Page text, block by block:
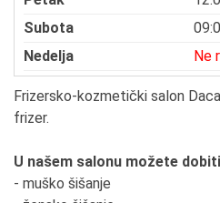
Subota
Nedelja
Ne
Frizersko-kozmetički salon
frizer.
U našem salonu možete
- muško šišanje